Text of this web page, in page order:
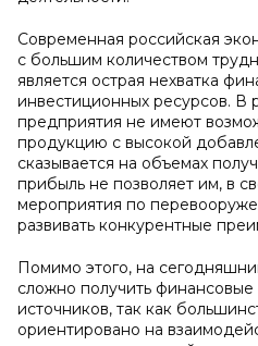
Современная российская
с большим количеством
является острая нехватка
инвестиционных ресурсов. В
предприятия не имеют
продукцию с высокой
сказывается на объемах
прибыль не позволяет им, в
мероприятия по
развивать конкурентные
Помимо этого, на
сложно получить
источников, так как
ориентировано на